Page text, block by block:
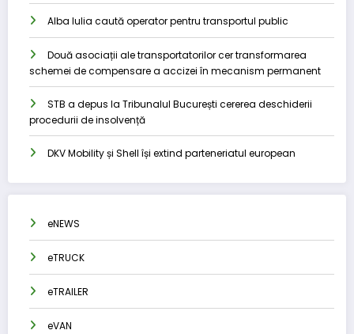
Alba Iulia caută operator pentru transportul public
Două asociații ale transportatorilor cer transformarea
schemei de compensare a accizei în mecanism permanent
STB a depus la Tribunalul București cererea deschiderii
procedurii de insolvență
DKV Mobility și Shell își extind parteneriatul european
eNEWS
eTRUCK
eTRAILER
eVAN